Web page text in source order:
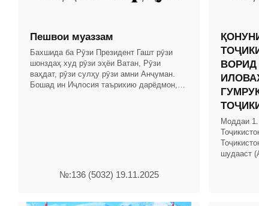
Пешвои муаззам
Бахшида ба Рӯзи Президент Гашт рӯзи
шонздаҳ худ рӯзи эҳёи Ватан, Рӯзи
ваҳдат, рӯзи сулҳу рӯзи амни Анҷуман.
Бошад ин Иҷлосия таърихию дарёдмон,
№:136 (5032) 19.11.2025
Моддаи
шудааст